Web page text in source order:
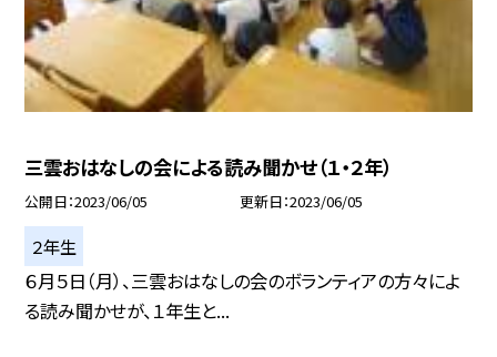
三雲おはなしの会による読み聞かせ（１・２年）
公開日 2023/06/05 更新日 2023/06/05
２年生
６月５日（月）、三雲おはなしの会のボランティアの方々によ
る読み聞かせが、１年生と...